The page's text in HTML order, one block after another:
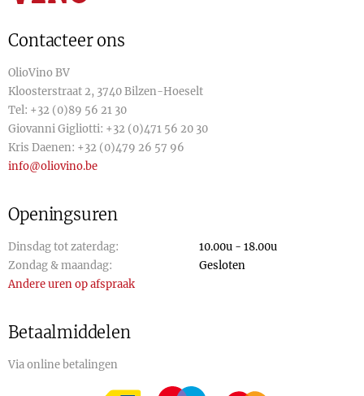
Contacteer ons
OlioVino BV
Kloosterstraat 2, 3740 Bilzen-Hoeselt
Tel: +32 (0)89 56 21 30
Giovanni Gigliotti: +32 (0)471 56 20 30
Kris Daenen: +32 (0)479 26 57 96
info@oliovino.be
Openingsuren
Dinsdag tot zaterdag:
10.00u - 18.00u
Zondag & maandag:
Gesloten
Andere uren op afspraak
Betaalmiddelen
Via online betalingen